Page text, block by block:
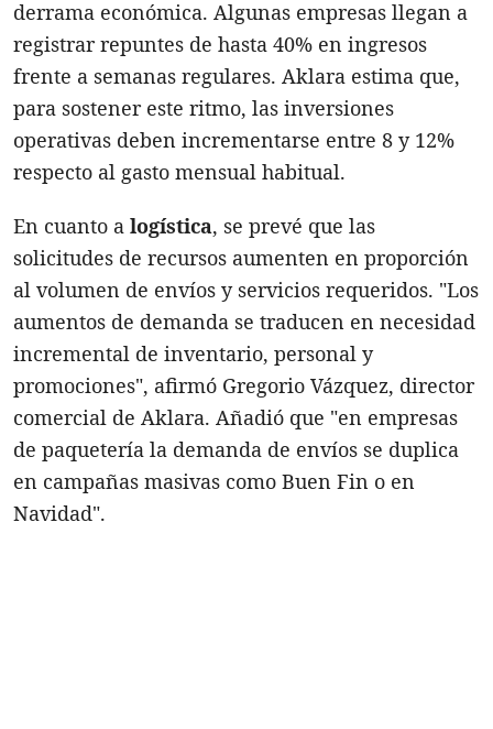
derrama económica. Algunas empresas llegan a
registrar repuntes de hasta 40% en ingresos
frente a semanas regulares. Aklara estima que,
para sostener este ritmo, las inversiones
operativas deben incrementarse entre 8 y 12%
respecto al gasto mensual habitual.
En cuanto a logística, se prevé que las
solicitudes de recursos aumenten en proporción
al volumen de envíos y servicios requeridos. "Los
aumentos de demanda se traducen en necesidad
incremental de inventario, personal y
promociones", afirmó Gregorio Vázquez, director
comercial de Aklara. Añadió que "en empresas
de paquetería la demanda de envíos se duplica
en campañas masivas como Buen Fin o en
Navidad".